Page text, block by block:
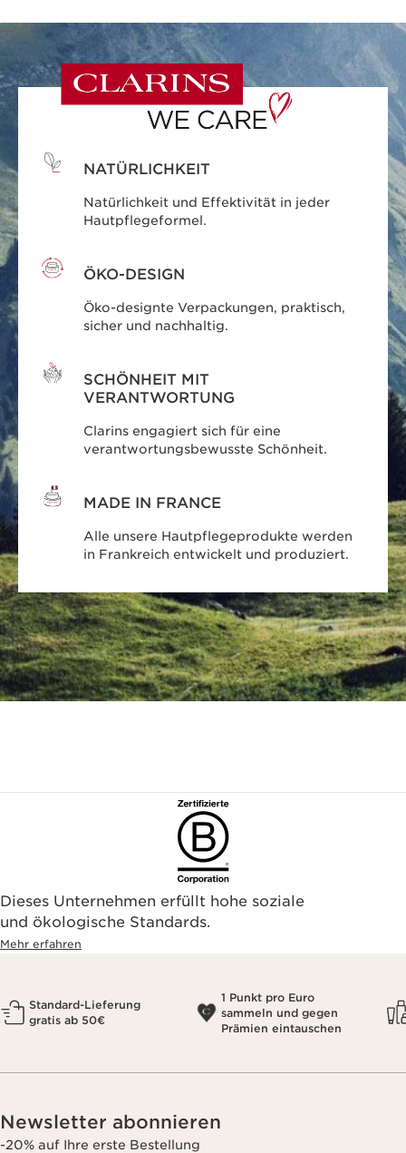
NATÜRLICHKEIT
Natürlichkeit und Effektivität in jeder
Hautpflegeformel.
ÖKO-DESIGN
Öko-designte Verpackungen, praktisch,
sicher und nachhaltig.
SCHÖNHEIT MIT
VERANTWORTUNG
Clarins engagiert sich für eine
verantwortungsbewusste Schönheit.
MADE IN FRANCE
Alle unsere Hautpflegeprodukte werden
in Frankreich entwickelt und produziert.
Dieses Unternehmen erfüllt hohe soziale
und ökologische Standards.
Mehr erfahren
Standard-Lieferung
gratis ab 50€
1 Punkt pro Euro
sammeln und gegen
Prämien eintauschen
Newsletter abonnieren
-20% auf Ihre erste Bestellung